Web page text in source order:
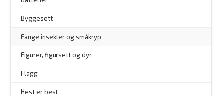
Byggesett
Fange insekter og småkryp
Figurer, figursett og dyr
Flagg
Hest er best